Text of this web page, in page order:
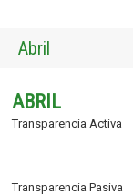
Abril
ABRIL
Transparencia Activa
Transparencia Pasiva